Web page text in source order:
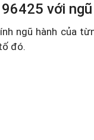
với
ngũ hành của
đó.